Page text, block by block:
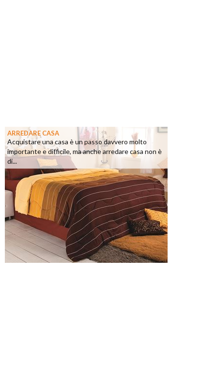
ARREDARE CASA
Acquistare una casa è un passo davvero molto
importante e difficile, ma anche arredare casa non è
di...